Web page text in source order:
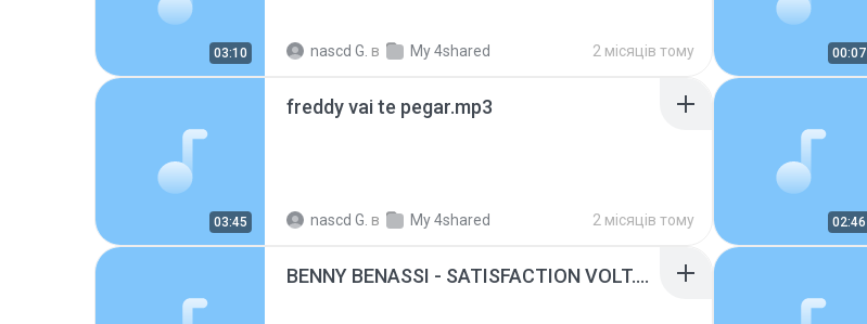
03:10 nascd G. в My 4shared 2 місяців тому 00:07
03:45
freddy vai te pegar.mp3
nascd G. в My 4shared 2 місяців тому 02:46
BENNY BENASSI - SATISFACTION VOLT.MP3